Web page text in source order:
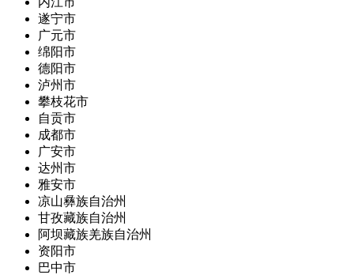
遂宁市
广元市
绵阳市
德阳市
泸州市
攀枝花市
自贡市
成都市
广安市
达州市
雅安市
凉山彝族自治州
甘孜藏族自治州
阿坝藏族羌族自治州
资阳市
巴中市